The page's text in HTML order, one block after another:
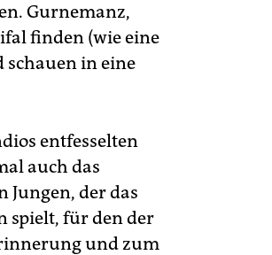
Gurnemanz,
finden (wie eine
schauen in eine
entfesselten
auch das
Jungen, der das
spielt, für den der
und zum